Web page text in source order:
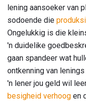
lening aansoeker van
sodoende die
Ongelukkig is die
'n duidelike
gaan spandeer wat
ontkenning van
'n lener jou geld wil
besigheid verhoog en